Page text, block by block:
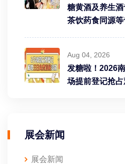
糖黄酒及养生
茶饮药食同源等
Aug 04, 2026
发糖啦！2026
场提前登记抢
展会新闻
展会新闻